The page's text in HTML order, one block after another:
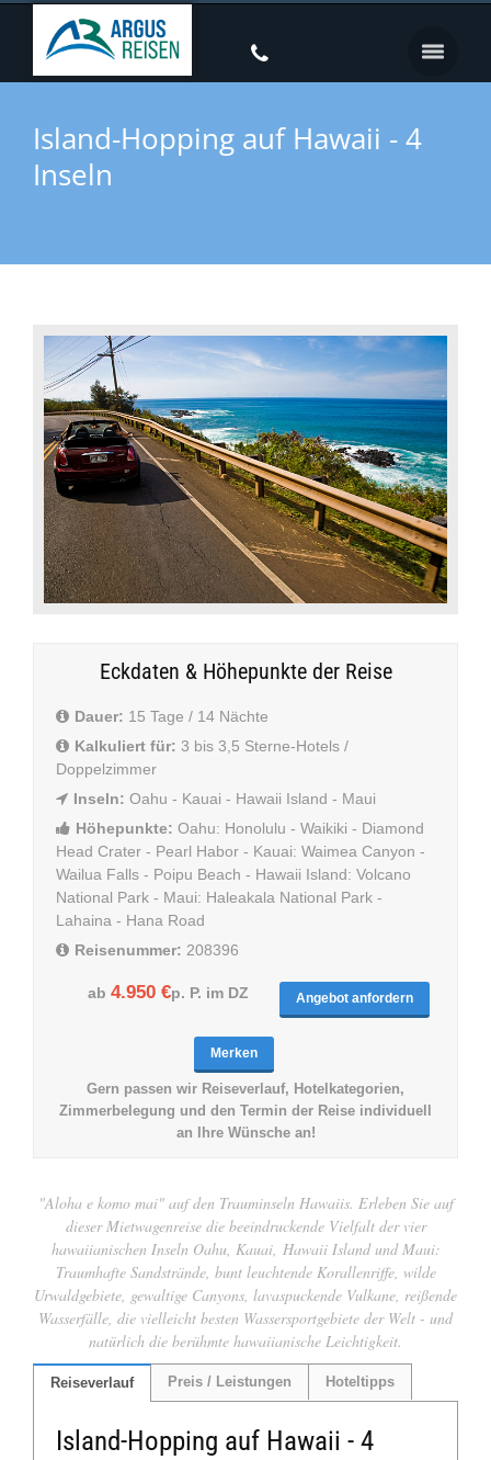
Island-Hopping auf Hawaii - 4
Inseln
Eckdaten & Höhepunkte der Reise
Dauer: 15 Tage / 14 Nächte
Kalkuliert für: 3 bis 3,5 Sterne-Hotels /
Doppelzimmer
Inseln: Oahu - Kauai - Hawaii Island - Maui
Höhepunkte: Oahu: Honolulu - Waikiki - Diamond
Head Crater - Pearl Habor - Kauai: Waimea Canyon -
Wailua Falls - Poipu Beach - Hawaii Island: Volcano
National Park - Maui: Haleakala National Park -
Lahaina - Hana Road
Reisenummer: 208396
ab 4.950 €p. P. im DZ Angebot anfordern
Merken
Gern passen wir Reiseverlauf, Hotelkategorien,
Zimmerbelegung und den Termin der Reise individuell
an Ihre Wünsche an!
"Aloha e komo mai" auf den Trauminseln Hawaiis. Erleben Sie auf
dieser Mietwagenreise die beeindruckende Vielfalt der vier
hawaiianischen Inseln Oahu, Kauai, Hawaii Island und Maui:
Traumhafte Sandstrände, bunt leuchtende Korallenriffe, wilde
Urwaldgebiete, gewaltige Canyons, lavaspuckende Vulkane, reißende
Wasserfälle, die vielleicht besten Wassersportgebiete der Welt - und
natürlich die berühmte hawaiianische Leichtigkeit.
Reiseverlauf Preis / Leistungen Hoteltipps
Island-Hopping auf Hawaii - 4